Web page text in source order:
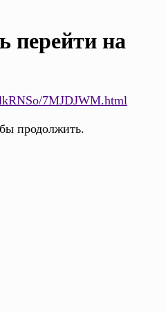
перейти на
7MJDJWM.html
продолжить.